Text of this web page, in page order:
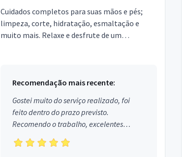
Cuidados completos para suas mãos e pés;
limpeza, corte, hidratação, esmaltação e
muito mais. Relaxe e desfrute de um
Recomendação mais recente:
Gostei muito do serviço realizado, foi
feito dentro do prazo previsto.
Recomendo o trabalho, excelentes
profissionais.